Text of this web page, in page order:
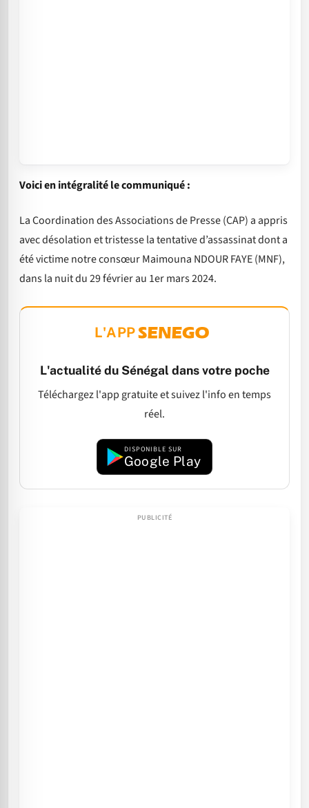
Voici en intégralité le communiqué :
La Coordination des Associations de Presse (CAP) a appris
avec désolation et tristesse la tentative d’assassinat dont a
été victime notre consœur Maimouna NDOUR FAYE (MNF),
dans la nuit du 29 février au 1er mars 2024.
L'APP
L'actualité du Sénégal dans votre poche
Téléchargez l'app gratuite et suivez l'info en temps
réel.
DISPONIBLE SUR
Google Play